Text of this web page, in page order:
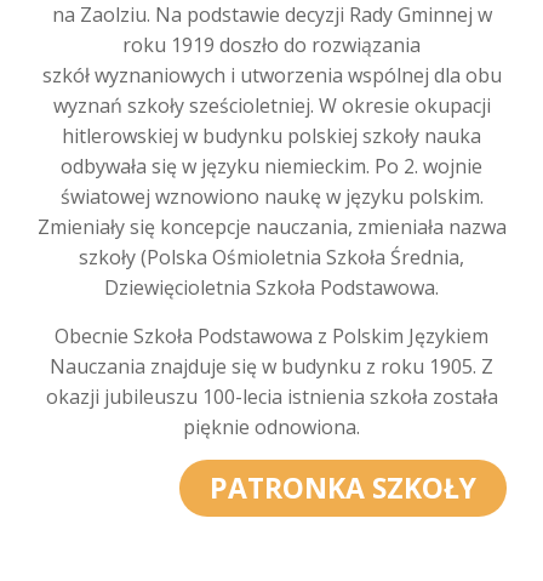
na Zaolziu. Na podstawie decyzji Rady Gminnej w
roku 1919 doszło do rozwiązania
szkół wyznaniowych i utworzenia wspólnej dla obu
wyznań szkoły sześcioletniej. W okresie okupacji
hitlerowskiej w budynku polskiej szkoły nauka
odbywała się w języku niemieckim. Po 2. wojnie
światowej wznowiono naukę w języku polskim.
Zmieniały się koncepcje nauczania, zmieniała nazwa
szkoły (Polska Ośmioletnia Szkoła Średnia,
Dziewięcioletnia Szkoła Podstawowa.
Obecnie Szkoła Podstawowa z Polskim Językiem
Nauczania znajduje się w budynku z roku 1905. Z
okazji jubileuszu 100-lecia istnienia szkoła została
pięknie odnowiona.
PATRONKA SZKOŁY